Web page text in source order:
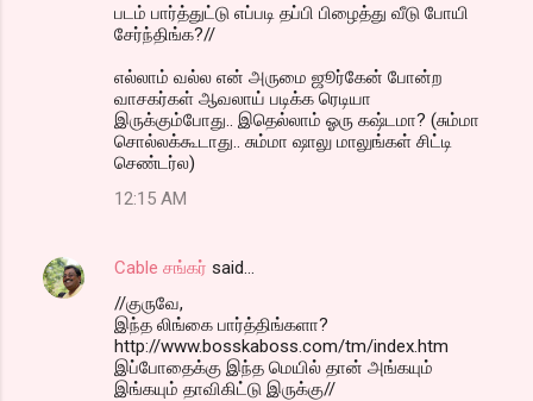
படம் பார்த்துட்டு எப்படி தப்பி பிழைத்து வீடு போயி
சேர்ந்திங்க?//
எல்லாம் வல்ல என் அருமை ஜூர்கேன் போன்ற
வாசகர்கள் ஆவலாய் படிக்க ரெடியா
இருக்கும்போது.. இதெல்லாம் ஓரு கஷ்டமா? (சும்மா
சொல்லக்கூடாது.. சும்மா ஷாலு மாலுங்கள் சிட்டி
செண்டர்ல)
12:15 AM
Cable சங்கர் said…
//குருவே,
இந்த லிங்கை பார்த்திங்களா?
http://www.bosskaboss.com/tm/index.htm
இப்போதைக்கு இந்த மெயில் தான் அங்கயும்
இங்கயும் தாவிகிட்டு இருக்கு//